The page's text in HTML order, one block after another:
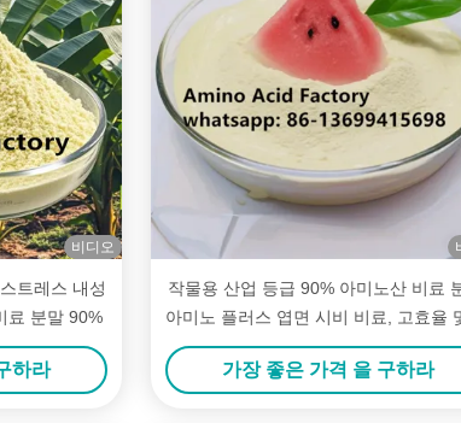
비디오
트레스 내성
료 분말 90%
하라
작물용 산업 등급 90% 아미노산 비료
아미노 플러스 엽면 시비 비료, 고효율
트레스 내성
가장 좋은 가격 을 구하라